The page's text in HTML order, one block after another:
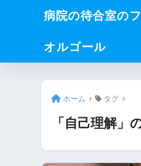
病院の待合室の
オルゴール
ホーム タグ
「自己理解」